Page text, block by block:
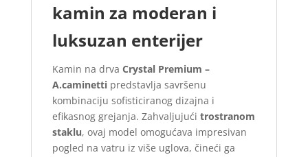
kamin za moderan i
luksuzan enterijer
Kamin na drva Crystal Premium –
A.caminettipredstavlja savršenu
kombinaciju sofisticiranog dizajna i
efikasnog grejanja. Zahvaljujući trostranom
staklu, ovaj model omogućava impresivan
pogled na vatru iz više uglova, čineći ga